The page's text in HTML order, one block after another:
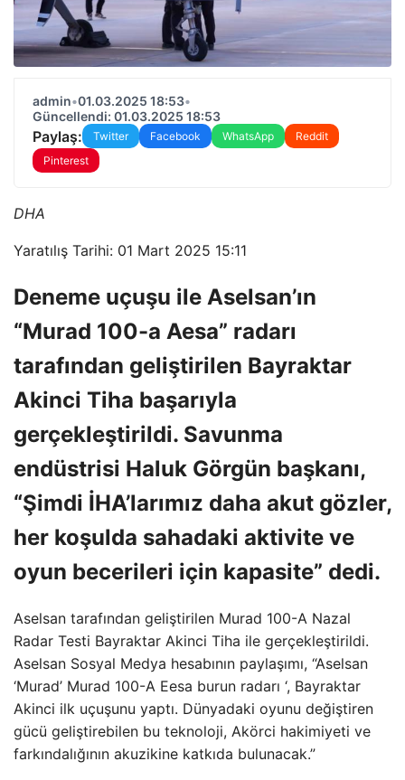
admin•01.03.2025 18:53•
Güncellendi: 01.03.2025 18:53
Paylaş: Twitter Facebook WhatsApp
Reddit
Pinterest
DHA
Yaratılış Tarihi: 01 Mart 2025 15:11
Deneme uçuşu ile Aselsan’ın
“Murad 100-a Aesa” radarı
tarafından geliştirilen Bayraktar
Akinci Tiha başarıyla
gerçekleştirildi. Savunma
endüstrisi Haluk Görgün başkanı,
“Şimdi İHA’larımız daha akut gözler,
her koşulda sahadaki aktivite ve
oyun becerileri için kapasite” dedi.
Aselsan tarafından geliştirilen Murad 100-A Nazal
Radar Testi Bayraktar Akinci Tiha ile gerçekleştirildi.
Aselsan Sosyal Medya hesabının paylaşımı, “Aselsan
‘Murad’ Murad 100-A Eesa burun radarı ‘, Bayraktar
Akinci ilk uçuşunu yaptı. Dünyadaki oyunu değiştiren
gücü geliştirebilen bu teknoloji, Akörci hakimiyeti ve
farkındalığının akuzikine katkıda bulunacak.”